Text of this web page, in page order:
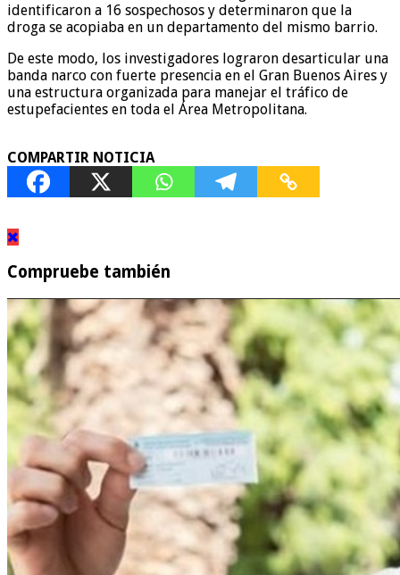
identificaron a 16 sospechosos y determinaron que la
droga se acopiaba en un departamento del mismo barrio.
De este modo, los investigadores lograron desarticular una
banda narco con fuerte presencia en el Gran Buenos Aires y
una estructura organizada para manejar el tráfico de
estupefacientes en toda el Área Metropolitana.
COMPARTIR NOTICIA
Compruebe también